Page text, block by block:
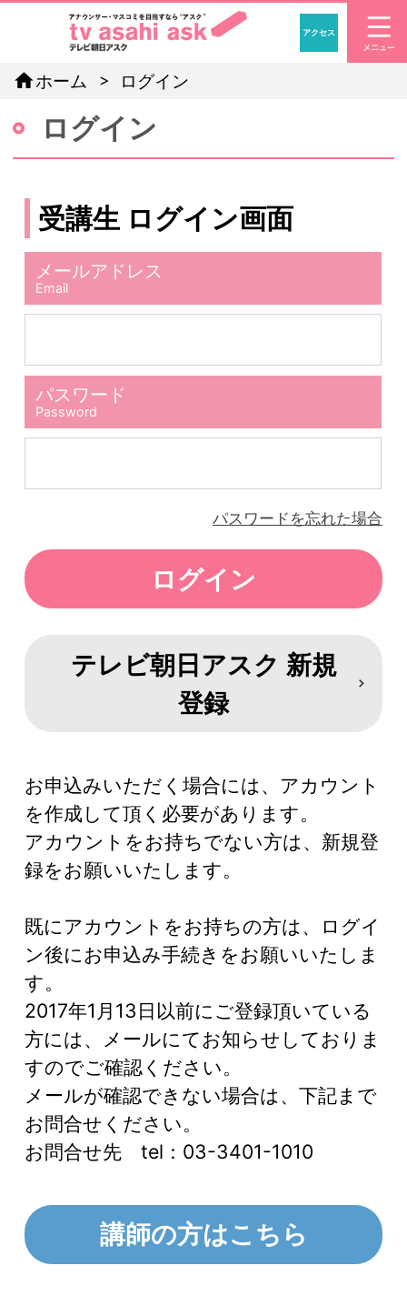
「アナウ
アクセス
homeホーム ログイン
ログイン
受講生 ログイン画面
メールアドレス
Email
パスワード
Password
パスワードを忘れた場合
テレビ朝日アスク 新規
登録
お申込みいただく場合には、アカウント
を作成して頂く必要があります。
アカウントをお持ちでない方は、新規登
録をお願いいたします。
既にアカウントをお持ちの方は、ログイ
ン後にお申込み手続きをお願いいたしま
す。
2017年1月13日以前にご登録頂いている
方には、メールにてお知らせしておりま
すのでご確認ください。
メールが確認できない場合は、下記まで
お問合せください。
お問合せ先 tel：03-3401-1010
講師の方はこちら